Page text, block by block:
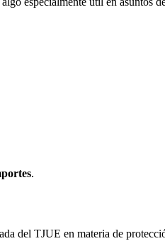
.
del TJUE en materia de